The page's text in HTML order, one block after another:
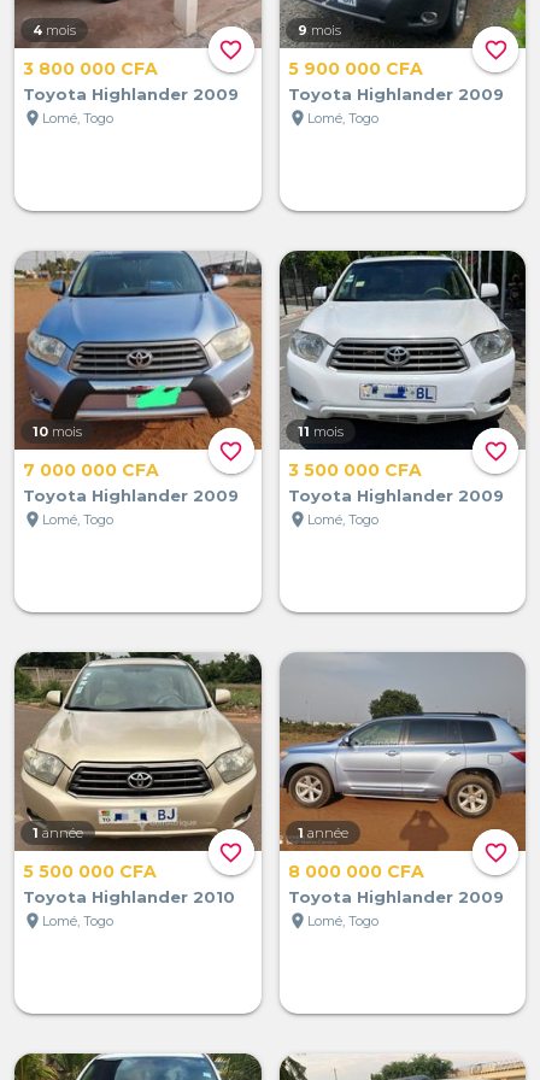
favorite_border
4 mois
3 800 000 CFA
Toyota Highlander 2009
location_on Lomé, Togo
favorite_border
9 mois
5 900 000 CFA
Toyota Highlander 2009
location_on Lomé, Togo
favorite_border
10 mois
7 000 000 CFA
Toyota Highlander 2009
location_on Lomé, Togo
favorite_border
11 mois
3 500 000 CFA
Toyota Highlander 2009
location_on Lomé, Togo
favorite_border
1 année
5 500 000 CFA
Toyota Highlander 2010
location_on Lomé, Togo
favorite_border
1 année
8 000 000 CFA
Toyota Highlander 2009
location_on Lomé, Togo